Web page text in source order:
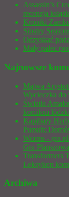
Assassin’s
recenzja
Kroniki
Siostry
Odzyskać
Mały palec
Najnowsze
Mątwa
Wycieczka do
Światła
komiksu
Kapibary
Pursuit:
Worms - gra
Gra Planszowa
Transformers
Leksykon
Archiwa